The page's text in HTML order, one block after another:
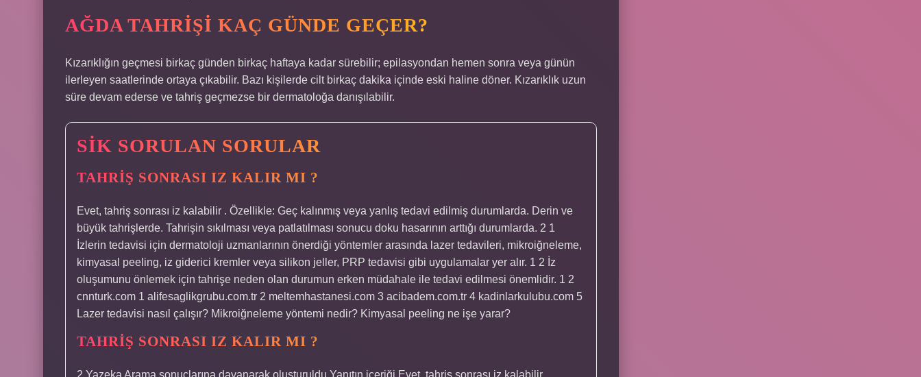
AĞDA TAHRIŞI KAÇ GÜNDE GEÇER?
Kızarıklığın geçmesi birkaç günden birkaç haftaya kadar sürebilir; epilasyondan hemen sonra veya günün
ilerleyen saatlerinde ortaya çıkabilir. Bazı kişilerde cilt birkaç dakika içinde eski haline döner. Kızarıklık uzun
süre devam ederse ve tahriş geçmezse bir dermatoloğa danışılabilir.
SIK SORULAN SORULAR
TAHRIŞ SONRASI IZ KALIR MI ?
Evet, tahriş sonrası iz kalabilir . Özellikle: Geç kalınmış veya yanlış tedavi edilmiş durumlarda. Derin ve
büyük tahrişlerde. Tahrişin sıkılması veya patlatılması sonucu doku hasarının arttığı durumlarda. 2 1
İzlerin tedavisi için dermatoloji uzmanlarının önerdiği yöntemler arasında lazer tedavileri, mikroiğneleme,
kimyasal peeling, iz giderici kremler veya silikon jeller, PRP tedavisi gibi uygulamalar yer alır. 1 2 İz
oluşumunu önlemek için tahrişe neden olan durumun erken müdahale ile tedavi edilmesi önemlidir. 1 2
cnnturk.com 1 alifesaglikgrubu.com.tr 2 meltemhastanesi.com 3 acibadem.com.tr 4 kadinlarkulubu.com 5
Lazer tedavisi nasıl çalışır? Mikroiğneleme yöntemi nedir? Kimyasal peeling ne işe yarar?
TAHRIŞ SONRASI IZ KALIR MI ?
2 Yazeka Arama sonuçlarına dayanarak oluşturuldu Yanıtın içeriği Evet, tahriş sonrası iz kalabilir .